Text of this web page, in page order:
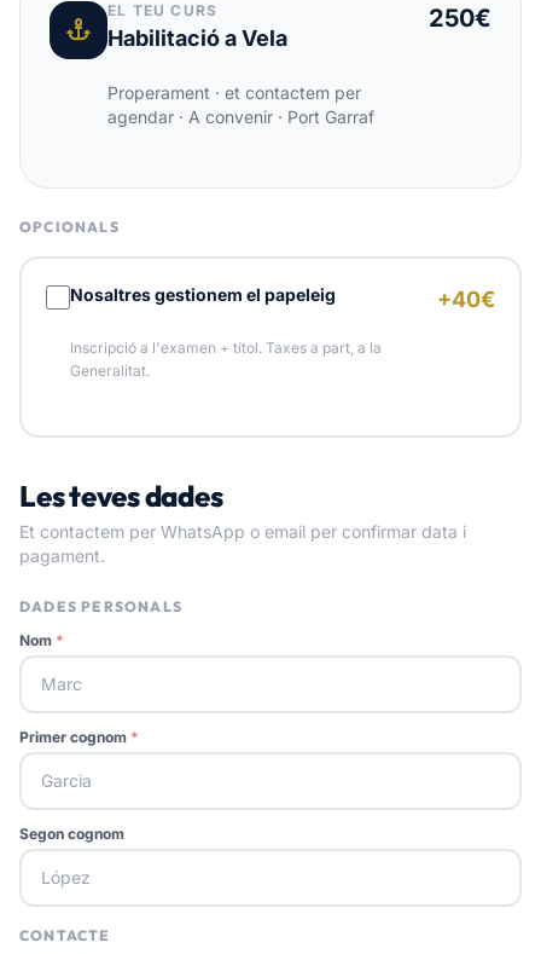
EL TEU CURS
Habilitació a Vela
Properament · et contactem per
agendar · A convenir · Port Garraf
250€
OPCIONALS
Nosaltres gestionem el papeleig
Inscripció a l'examen + títol. Taxes a part, a la
Generalitat.
+40€
Les teves dades
Et contactem per WhatsApp o email per confirmar data i
pagament.
DADES PERSONALS
Nom *
Primer cognom *
Segon cognom
CONTACTE